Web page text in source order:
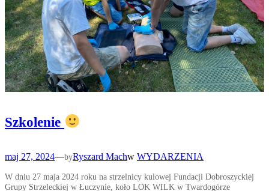
Szkolenie
maj 27, 2024—byRyszard Machw WYDARZENIA
W dniu 27 maja 2024 roku na strzelnicy kulowej Fundacji Dobroszyckiej
Grupy Strzeleckiej w Łuczynie, koło LOK WILK w Twardogórze